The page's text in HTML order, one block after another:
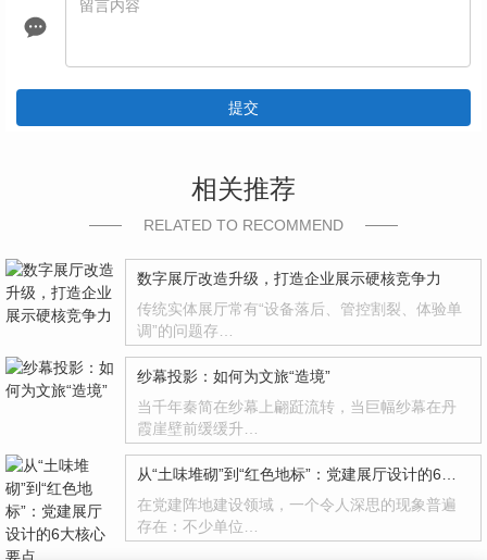
提交
相关推荐
RELATED TO RECOMMEND
数字展厅改造升级，打造企业展示硬核竞争力
传统实体展厅常有“设备落后、管控割裂、体验单
调”的问题存…
纱幕投影：如何为文旅“造境”
当千年秦简在纱幕上翩跹流转，当巨幅纱幕在丹
霞崖壁前缓缓升…
在党建阵地建设领域，一个令人深思的现象普遍
存在：不少单位…